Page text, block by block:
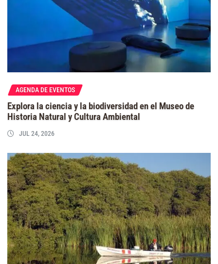
AGENDA DE EVENTOS
Explora la ciencia y la biodiversidad en el Museo de
Historia Natural y Cultura Ambiental
JUL 24, 2026